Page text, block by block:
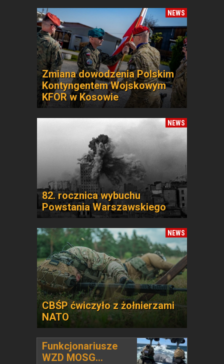
NEWS
Zmiana dowodzenia Polskim
Kontyngentem Wojskowym
KFOR w Kosowie
NEWS
82. rocznica wybuchu
Powstania Warszawskiego
NEWS
CBŚP ćwiczyło z żołnierzami
NATO
Funkcjonariusze
WZD MOSG...